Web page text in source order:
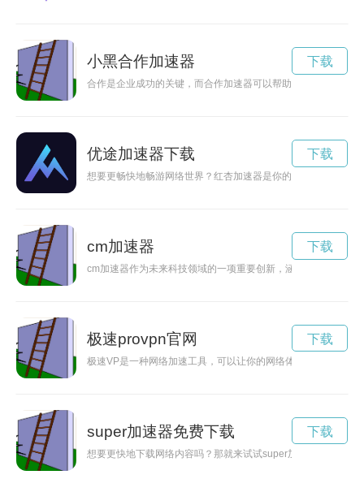
小黑合作加速器
合作是企业成功的关键，而合作加速器可以帮助团队实现更快
下载
优途加速器下载
想要更畅快地畅游网络世界？红杏加速器是你的不二选择！快
下载
cm加速器
cm加速器作为未来科技领域的一项重要创新，涵盖了计算机、
下载
极速provpn官网
极速VP是一种网络加速工具，可以让你的网络体验更快更顺畅
下载
super加速器免费下载
想要更快地下载网络内容吗？那就来试试super加速器吧！本文
下载